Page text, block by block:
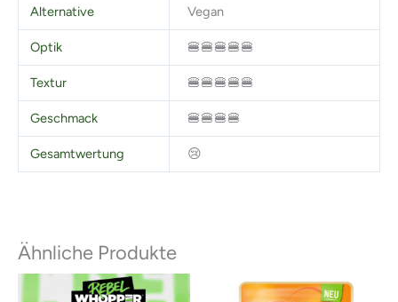
Alternative Vegan
Optik 🍔🍔🍔🍔🍔
Textur 🍔🍔🍔🍔🍔
Geschmack 🍔🍔🍔🍔
Gesamtwertung 😢
Ähnliche Produkte